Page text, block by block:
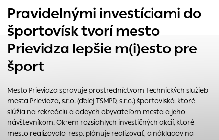
Pravidelnými investíciami do
športovísk tvorí mesto
Prievidza lepšie m(i)esto pre
šport
Mesto Prievidza spravuje prostredníctvom Technických služieb
mesta Prievidza, s.r.o. (ďalej TSMPD, s.r.o.) športoviská, ktoré
slúžia na rekreáciu a oddych obyvateľom mesta a jeho
návštevníkom. Okrem rozsiahlych investičných akcií, ktoré
mesto realizovalo, resp. plánuje realizovať, a nákladov na
Nastavenie cookies
Cookies sú malé súbory, do ktorých webové stránky môžu
ukladať informácie o vašej aktivite a preferenciách.
Používajú sa napríklad k tomu, aby si webový prehliadač
zapamätoval Vaše prihlásenie alebo aby sa uložila Vaša
voľba v tomto okne.
Technické cookies
Technické súbory cookie sú pre prevádzku nevyhnutné a
pomáhajú urobiť webové stránky uplatniteľnými tým, že
umožňujú základné funkcie, ako je navigácia na stránke a